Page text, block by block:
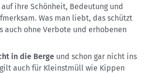
ihre Schönheit, Bedeutung und
Was man liebt, das schützt
auch ohne Verbote und erhobenen
in die Berge und schon gar nicht ins
gilt auch für Kleinstmüll wie Kippen